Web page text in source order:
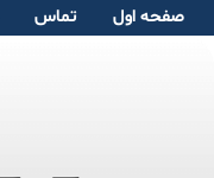
صفحە اول تماس